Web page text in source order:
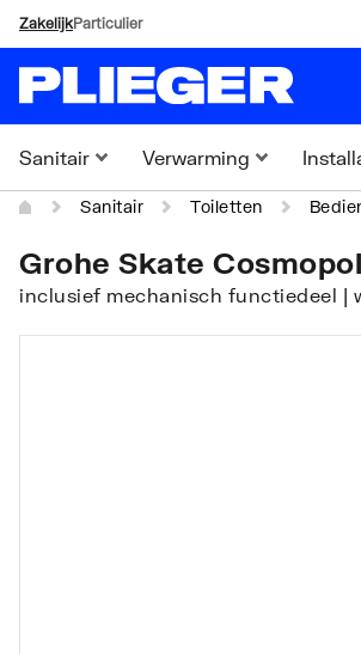
ZakelijkParticulier
Sanitair Verwarming
Sanitair Toiletten
Grohe Skate
inclusief mechanisch functiedeel |